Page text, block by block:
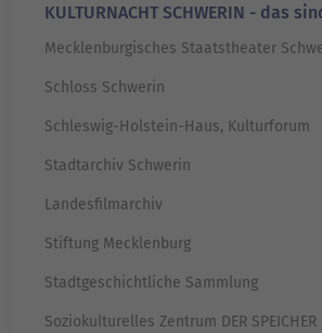
KULTURNACHT SCHWERIN - das
Mecklenburgisches Staatstheater
Schloss Schwerin
Schleswig-Holstein-Haus, Kulturforum
Stadtarchiv Schwerin
Landesfilmarchiv
Stiftung Mecklenburg
Stadtgeschichtliche Sammlung
Soziokulturelles Zentrum DER SPEICHER